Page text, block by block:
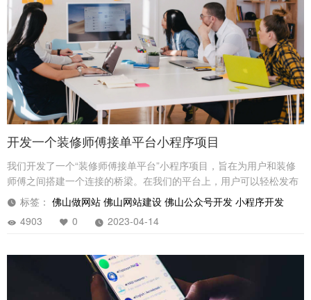
电商学院
关于优加
开发一个装修师傅接单平台小程序项目
我们开发了一个“装修师傅接单平台”小程序项目，旨在为用户和装修
师傅之间搭建一个连接的桥梁。在我们的平台上，用户可以轻松发布
自己的装修需求，而装修师傅则可以自由地接单并完成相应的任务
标签： 佛山做网站 佛山网站建设 佛山公众号开发 小程序开发
4903
0 2023-04-14